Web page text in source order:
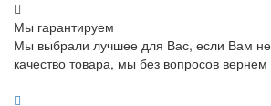
Мы гарантируем
Мы выбрали лучшее для Вас, если Вам не
качество товара, мы без вопросов вернем